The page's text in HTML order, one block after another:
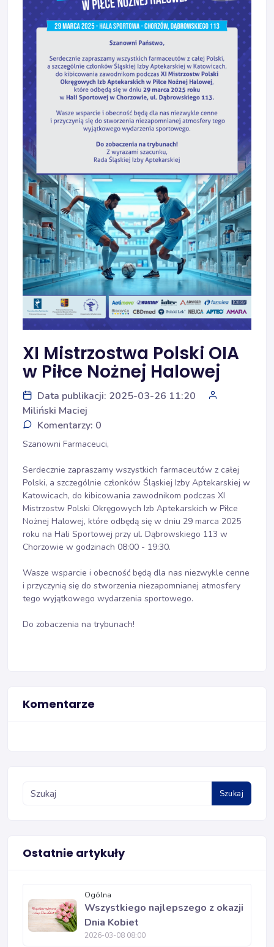
XI Mistrzostwa Polski OIA
w Piłce Nożnej Halowej
Data publikacji: 2025-03-26 11:20
Miliński Maciej
Komentarzy: 0
Szanowni Farmaceuci,
Serdecznie zapraszamy wszystkich farmaceutów z całej
Polski, a szczególnie członków Śląskiej Izby Aptekarskiej w
Katowicach, do kibicowania zawodnikom podczas XI
Mistrzostw Polski Okręgowych Izb Aptekarskich w Piłce
Nożnej Halowej, które odbędą się w dniu 29 marca 2025
roku na Hali Sportowej przy ul. Dąbrowskiego 113 w
Chorzowie w godzinach 08:00 - 19:30.
Wasze wsparcie i obecność będą dla nas niezwykle cenne
i przyczynią się do stworzenia niezapomnianej atmosfery
tego wyjątkowego wydarzenia sportowego.
Do zobaczenia na trybunach!
Komentarze
Szukaj
Ostatnie artykuły
Ogólna
Wszystkiego najlepszego z okazji
Dnia Kobiet
2026-03-08 08:00